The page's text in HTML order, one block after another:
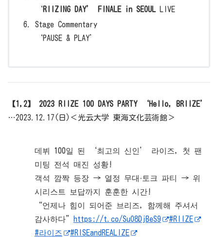
‘RIIZING DAY’ FINALE in SEOUL LIVE
Stage Commentary
‘PAUSE & PLAY’
【1,2】 2023 RIIZE 100 DAYS PARTY ‘Hello, BRIIZE’
…2023.12.17(日)＜光云大学 東海文化芸術館＞
데뷔 100일 된 ‘최고의 신인’ 라이즈, 첫 팬
미팅 전석 매진 성황!
객석 깜짝 등장 → 열정 무대·토크 파티 → 위
시리스트 보답까지 훈훈한 시간!
“언제나 힘이 되어준 브리즈, 함께해 주셔서
감사하다”
https://t.co/SuO8DjBeS9
#RIIZE
#라이즈
#RISEandREALIZE